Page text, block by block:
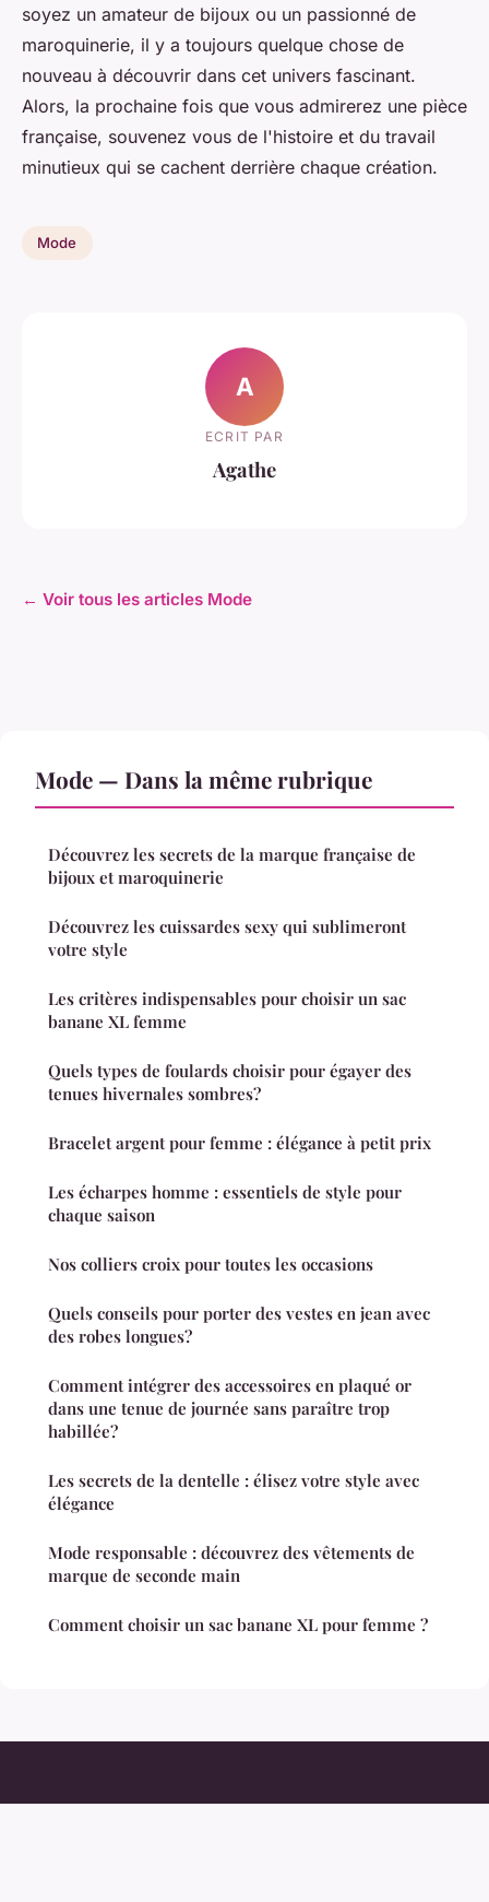
soyez un amateur de bijoux ou un passionné de
maroquinerie, il y a toujours quelque chose de
nouveau à découvrir dans cet univers fascinant.
Alors, la prochaine fois que vous admirerez une pièce
française, souvenez vous de l'histoire et du travail
minutieux qui se cachent derrière chaque création.
Mode
A
ECRIT PAR
Agathe
← Voir tous les articles Mode
Mode — Dans la même rubrique
Découvrez les secrets de la marque française de
bijoux et maroquinerie
Découvrez les cuissardes sexy qui sublimeront
votre style
Les critères indispensables pour choisir un sac
banane XL femme
Quels types de foulards choisir pour égayer des
tenues hivernales sombres?
Bracelet argent pour femme : élégance à petit prix
Les écharpes homme : essentiels de style pour
chaque saison
Nos colliers croix pour toutes les occasions
Quels conseils pour porter des vestes en jean avec
des robes longues?
Comment intégrer des accessoires en plaqué or
dans une tenue de journée sans paraître trop
habillée?
Les secrets de la dentelle : élisez votre style avec
élégance
Mode responsable : découvrez des vêtements de
marque de seconde main
Comment choisir un sac banane XL pour femme ?
Modeauthentic